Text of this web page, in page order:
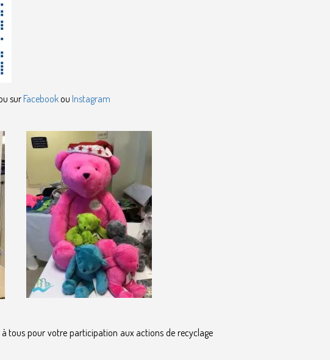
sur Facebookou Instagram
tous pour votre participation aux actions de recyclage